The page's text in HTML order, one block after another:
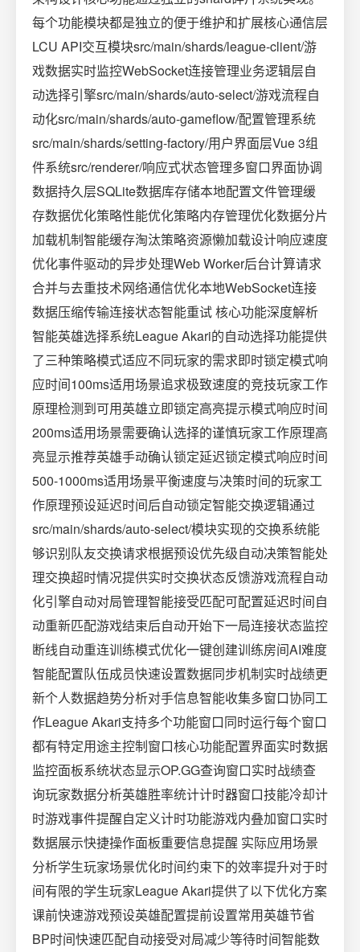
每个功能模块都是独立的便于维护和扩展核心通信层
LCU API交互模块src/main/shards/league-client/游
戏数据实时监控WebSocket连接管理业务逻辑层自
动选择引擎src/main/shards/auto-select/游戏流程自
动化src/main/shards/auto-gameflow/配置管理系统
src/main/shards/setting-factory/用户界面层Vue 3组
件系统src/renderer/响应式状态管理多窗口界面协调
数据持久层SQLite数据库存储本地配置文件管理缓
存数据优化策略性能优化策略内存管理优化数据分片
加载机制智能缓存淘汰策略资源懒加载设计响应速度
优化事件驱动的异步处理Web Worker后台计算请求
合并与去重技术网络通信优化本地WebSocket连接
数据压缩传输连接状态智能重试 核心功能深度解析
智能英雄选择系统League Akari的自动选择功能提供
了三种策略模式适应不同玩家的需求即时锁定模式响
应时间100ms适用场景追求极致速度的竞技玩家工作
原理检测到可用英雄立即锁定高亮提示模式响应时间
200ms适用场景需要确认选择的谨慎玩家工作原理高
亮显示推荐英雄手动确认锁定延迟锁定模式响应时间
500-1000ms适用场景平衡速度与决策时间的玩家工
作原理预设延迟时间后自动锁定智能交换逻辑通过
src/main/shards/auto-select/模块实现的交换系统能
够识别队友交换请求根据预设优先级自动决策智能处
理交换超时情况提供实时交换状态反馈游戏流程自动
化引擎自动对局管理智能接受匹配可配置延迟时间自
动重新匹配游戏结束后自动开始下一局连接状态监控
断线自动重连训练模式优化一键创建训练房间AI难度
智能配置队伍成员快速设置数据同步机制实时战绩更
新个人数据趋势分析对手信息智能收集多窗口协同工
作League Akari支持多个功能窗口同时运行每个窗口
都有特定用途主控制窗口核心功能配置界面实时数据
监控面板系统状态显示OP.GG查询窗口实时战绩查
询玩家数据分析英雄胜率统计计时器窗口技能冷却计
时游戏事件提醒自定义计时功能游戏内叠加窗口实时
数据展示快捷操作面板重要信息提醒 实际应用场景
分析学生玩家场景优化时间约束下的效率提升对于时
间有限的学生玩家League Akari提供了以下优化方案
课前快速游戏预设英雄配置提前设置常用英雄节省
BP时间快速匹配自动接受对局减少等待时间智能数